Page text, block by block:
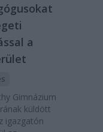
a
Gimnázium
küldött
igazgatón